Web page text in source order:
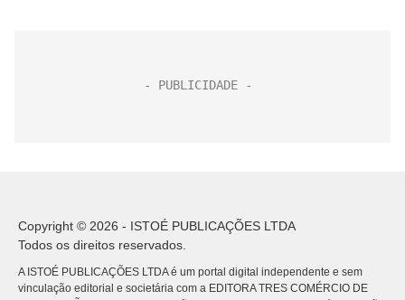
Copyright © 2026 - ISTOÉ PUBLICAÇÕES LTDA
Todos os direitos reservados.
A ISTOÉ PUBLICAÇÕES LTDA é um portal digital independente e sem
vinculação editorial e societária com a EDITORA TRES COMÉRCIO DE